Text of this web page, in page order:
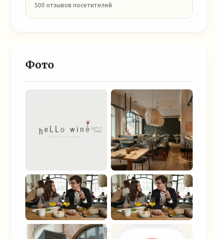
500 отзывов посетителей
Фото